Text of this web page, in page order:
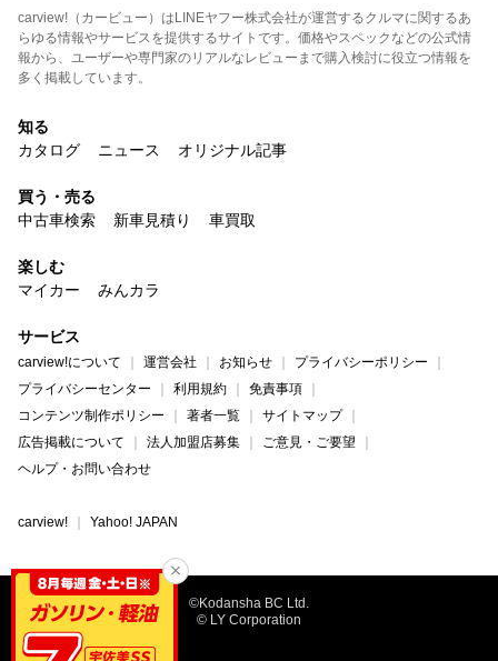
carview!（カービュー）はLINEヤフー株式会社が運営するクルマに関するあ
らゆる情報やサービスを提供するサイトです。価格やスペックなどの公式情
報から、ユーザーや専門家のリアルなレビューまで購入検討に役立つ情報を
多く掲載しています。
知る
カタログ
ニュース オリジナル記事
買う・売る
中古車検索
新車見積り 車買取
楽しむ
マイカー
みんカラ
サービス
carview!について 運営会社 お知らせ
プライバシーポリシー
プライバシーセンター
利用規約
免責事項
コンテンツ制作ポリシー
著者一覧
サイトマップ
広告掲載について
法人加盟店募集
ご意見・ご要望
ヘルプ・お問い合わせ
carview! Yahoo! JAPAN
©Kodansha BC Ltd.
© LY Corporation